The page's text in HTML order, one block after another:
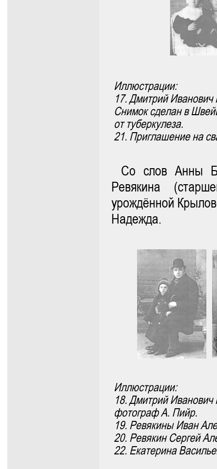
Иллюстрации:
17. Дмитрий
Снимок сделан в
от туберкулеза.
21. Приглашение на
Со слов Анны
Ревякина
урождённой
Надежда.
Иллюстрации:
18. Дмитрий
фотограф А. Пийр.
19. Ревякины Иван
20. Ревякин Сергей
22. Екатерина